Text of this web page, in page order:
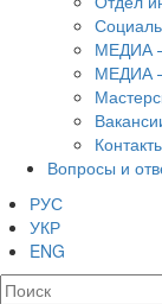
МЕДИА
МЕДИА
Вопросы и
РУС
УКР
ENG